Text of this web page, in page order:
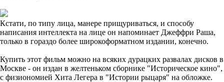
Кстати, по типу лица, манере прищуриваться, и способу
написания интеллекта на лице он напоминает Джеффри Раша,
только в гораздо более широкоформатном издании, конечно.
Купить этот фильм можно на всяких дурацких развалах дисков в
Москве - он издан в желтеньком сборнике "Историческое кино",
с физиономией Хита Легера в "Истории рыцаря" на обложке.